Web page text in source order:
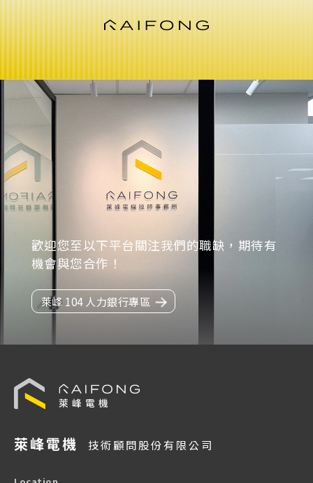
歡迎您至以下平台關注我們的職缺， 期待有
機會與您合作！
萊峰 104 人力銀行專區
萊峰電機 技術顧問股份有限公司